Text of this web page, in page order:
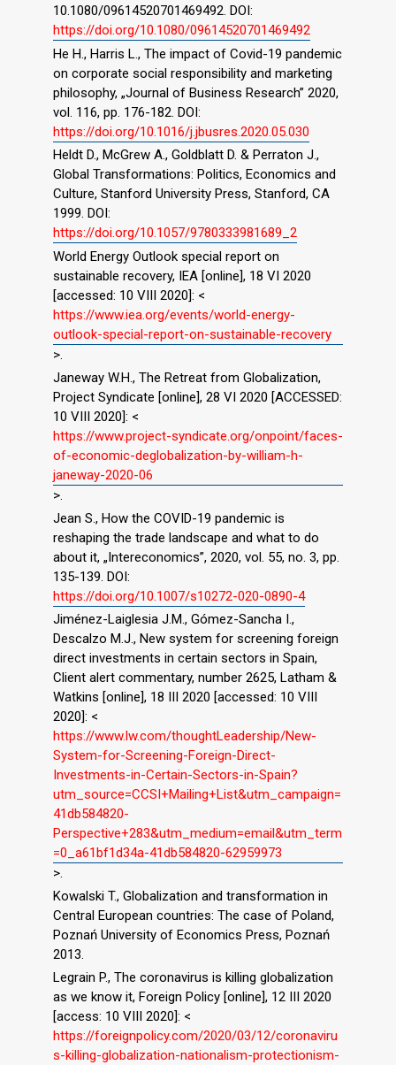
10.1080/09614520701469492. DOI:
https://doi.org/10.1080/09614520701469492
He H., Harris L., The impact of Covid-19 pandemic
on corporate social responsibility and marketing
philosophy, „Journal of Business Research” 2020,
vol. 116, pp. 176-182. DOI:
https://doi.org/10.1016/j.jbusres.2020.05.030
Heldt D., McGrew A., Goldblatt D. & Perraton J.,
Global Transformations: Politics, Economics and
Culture, Stanford University Press, Stanford, CA
1999. DOI:
https://doi.org/10.1057/9780333981689_2
World Energy Outlook special report on
sustainable recovery, IEA [online], 18 VI 2020
[accessed: 10 VIII 2020]: <
https://www.iea.org/events/world-energy-
outlook-special-report-on-sustainable-recovery
>.
Janeway W.H., The Retreat from Globalization,
Project Syndicate [online], 28 VI 2020 [ACCESSED:
10 VIII 2020]: <
https://www.project-syndicate.org/onpoint/faces-
of-economic-deglobalization-by-william-h-
janeway-2020-06
>.
Jean S., How the COVID-19 pandemic is
reshaping the trade landscape and what to do
about it, „Intereconomics”, 2020, vol. 55, no. 3, pp.
135-139. DOI:
https://doi.org/10.1007/s10272-020-0890-4
Jiménez-Laiglesia J.M., Gómez-Sancha I.,
Descalzo M.J., New system for screening foreign
direct investments in certain sectors in Spain,
Client alert commentary, number 2625, Latham &
Watkins [online], 18 III 2020 [accessed: 10 VIII
2020]: <
https://www.lw.com/thoughtLeadership/New-
System-for-Screening-Foreign-Direct-
Investments-in-Certain-Sectors-in-Spain?
utm_source=CCSI+Mailing+List&utm_campaign=
41db584820-
Perspective+283&utm_medium=email&utm_term
=0_a61bf1d34a-41db584820-62959973
>.
Kowalski T., Globalization and transformation in
Central European countries: The case of Poland,
Poznań University of Economics Press, Poznań
2013.
Legrain P., The coronavirus is killing globalization
as we know it, Foreign Policy [online], 12 III 2020
[access: 10 VIII 2020]: <
https://foreignpolicy.com/2020/03/12/coronaviru
s-killing-globalization-nationalism-protectionism-